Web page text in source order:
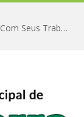
Câmara de Vereadores de Belterra Retorna Com Seus Trabalhos Legislativos